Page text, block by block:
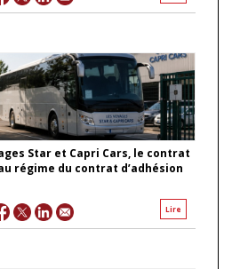
Star et Capri Cars, le contrat
régime du contrat d’adhésion
Lire